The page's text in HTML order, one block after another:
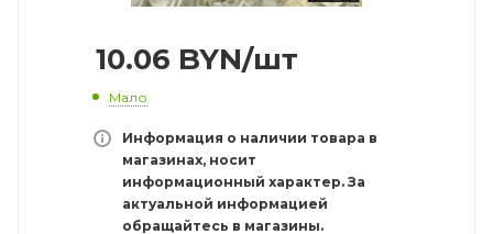
10.06 BYN/шт
Мало
Информация о наличии товара в
магазинах, носит
информационный характер. За
актуальной информацией
обращайтесь в магазины.